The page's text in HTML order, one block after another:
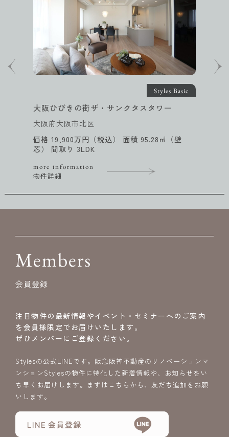
サンクタスタワー
込） 面積 95.28㎡（壁
価格 12,800万
Members
会員登録
注目物件の最新情報やイベント・セミナーへのご案内
を会員様限定でお届けいたします。
ぜひメンバーにご登録ください。
Stylesの公式LINEです。阪急阪神不動産のリノベーションマ
ンションStylesの物件に特化した新着情報や、お知らせをい
ち早くお届けします。まずはこちらから、友だち追加をお願
いします。